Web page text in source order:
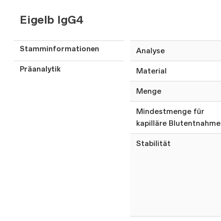
Eigelb IgG4
Stamminformationen Analyse
Präanalytik Material
Menge
Mindestmenge für
kapilläre Blutentnahme
Stabilität